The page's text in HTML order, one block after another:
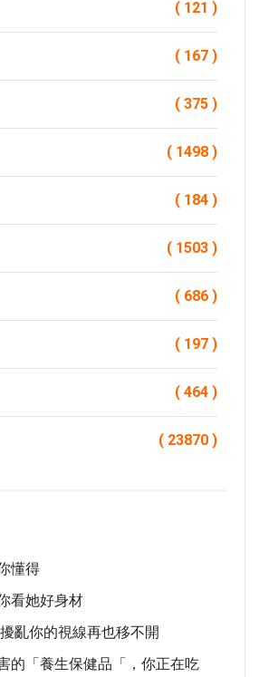
( 121 )
( 167 )
( 375 )
( 1498 )
( 184 )
( 1503 )
( 686 )
( 197 )
( 464 )
( 23870 )
懂得
看她好身材
亂你的視線再也移不開
的「養生保健品「，你正在吃